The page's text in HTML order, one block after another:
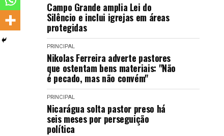
HOME
LANÇAMENTOS
Campo Grande amplia Lei do
Silêncio e inclui igrejas em áreas
protegidas
PRINCIPAL
Nikolas Ferreira adverte pastores
que ostentam bens materiais: "Não
é pecado, mas não convém"
PRINCIPAL
Nicarágua solta pastor preso há
seis meses por perseguição
política